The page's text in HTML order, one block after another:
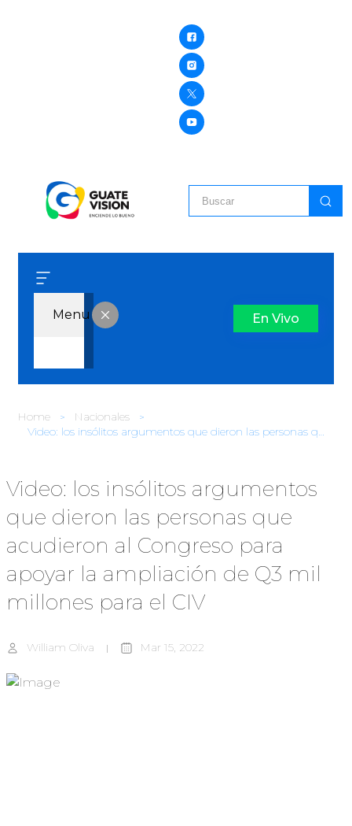
Menu En Vivo
Home
Nacionales
Video: los insólitos argumentos que dieron las personas que acudieron al Congreso para apoyar la ampliación de Q3 mil millones para el CIV
Video: los insólitos argumentos
que dieron las personas que
acudieron al Congreso para
apoyar la ampliación de Q3 mil
millones para el CIV
William Oliva Mar 15, 2022